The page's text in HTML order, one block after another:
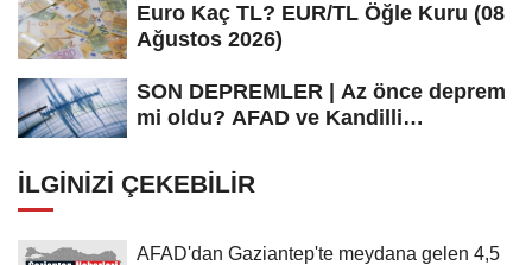
Euro Kaç TL? EUR/TL Öğle Kuru (08
Ağustos 2026)
SON DEPREMLER | Az önce deprem
mi oldu? AFAD ve Kandilli
İLGINIZI ÇEKEBILIR
AFAD'dan Gaziantep'te meydana gelen 4,5